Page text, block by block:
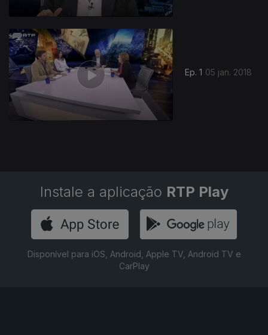
Ep. 1 05 jan. 2018
324737
Instale a aplicação RTP Play
Disponível para iOS, Android, Apple TV, Android TV e
CarPlay